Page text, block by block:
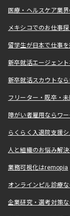
医療・ヘルスケア業
メキシコでのお仕事
留学生が日本で仕事
新卒就活エージェン
新卒就活スカウトな
フリーター・既卒・
障がい者雇用ならワ
らくらく入退院支援
人と組織のお悩み解決
業務可視化はremopia
オンラインピル診療
企業研究・選考対策